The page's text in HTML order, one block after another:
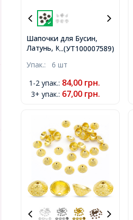
...(УТ100007589)
Шапочки для Бусин,
Латунь, Квітка, Колір:
Отвір 1.5мм,
Упак.: 6 шт
1-2 упак.: 84,00 грн.
3+ упак.: 67,00 грн.